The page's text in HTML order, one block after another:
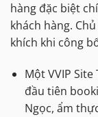
hàng đặc biệt
khách hàng.
khích khi công
Một VVIP
đầu tiên
Ngọc, ẩm